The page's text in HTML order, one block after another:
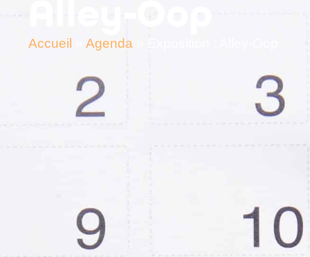
Accueil »Agenda